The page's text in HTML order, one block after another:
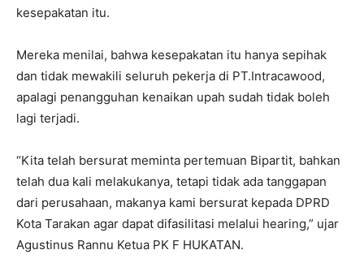
kesepakatan itu.
Mereka menilai, bahwa kesepakatan itu hanya sepihak
dan tidak mewakili seluruh pekerja di PT.Intracawood,
apalagi penangguhan kenaikan upah sudah tidak boleh
lagi terjadi.
“Kita telah bersurat meminta pertemuan Bipartit, bahkan
telah dua kali melakukanya, tetapi tidak ada tanggapan
dari perusahaan, makanya kami bersurat kepada DPRD
Kota Tarakan agar dapat difasilitasi melalui hearing,” ujar
Agustinus Rannu Ketua PK F HUKATAN.